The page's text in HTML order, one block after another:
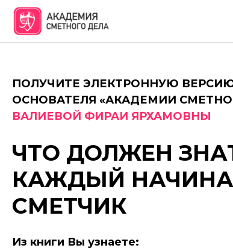
ПОЛУЧИТЕ ЭЛЕКТРОННУЮ
ОСНОВАТЕЛЯ «АКАДЕМИИ
ВАЛИЕВОЙ ФИРАИ ЯРХАМОВНЫ
ЧТО ДОЛЖЕН
КАЖДЫЙ
СМЕТЧИК
Из книги Вы узнаете: